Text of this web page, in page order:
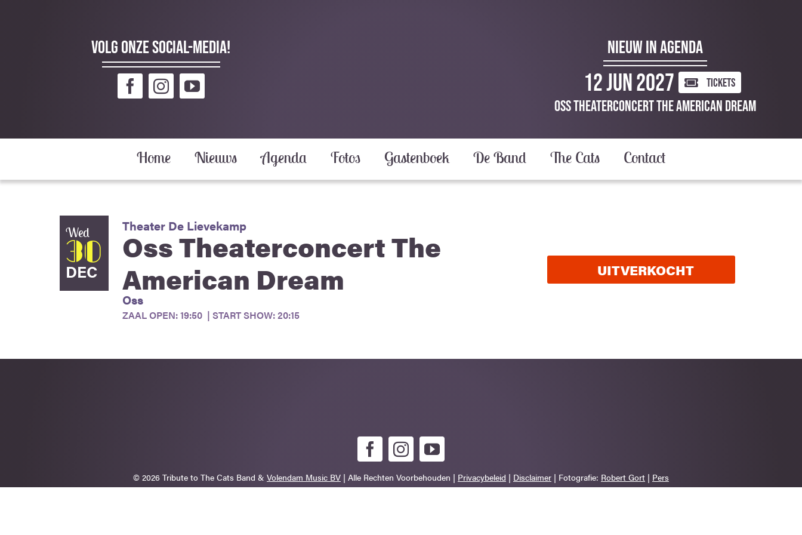
Volg onze social-media! NIEUW IN AGENDA
12 Jun 2027 TICKETS
Oss Theaterconcert The American Dream
Home Nieuws Agenda Fotos Gastenboek De Band The Cats Contact
Wed
30
DEC
Theater De Lievekamp
Oss Theaterconcert The
American Dream
Oss
ZAAL OPEN: 19:50 | START SHOW: 20:15
UITVERKOCHT
© 2026 Tribute to The Cats Band & Volendam Music BV | Alle Rechten Voorbehouden | Privacybeleid | Disclaimer | Fotografie: Robert Gort | Pers